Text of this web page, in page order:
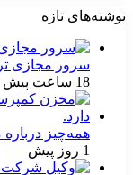
نوشته‌های تازه
سرور مجازی
18 ساعت پیش
همه‌چیز
1 روز پیش